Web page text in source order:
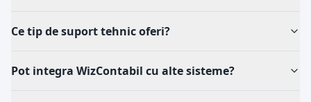
Ce tip de suport tehnic oferi?
Pot integra WizContabil cu alte sisteme?